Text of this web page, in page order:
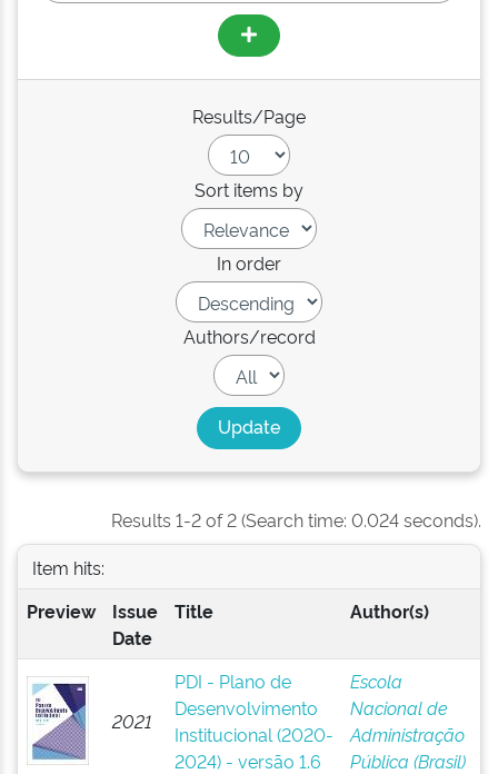
Results/Page
Sort items by
In order
Authors/record
Results 1-2 of 2 (Search time: 0.024 seconds).
Item hits:
Preview
Issue
Date
Title Author(s)
2021
PDI - Plano de
Desenvolvimento
Institucional (2020-
2024) - versão 1.6
Escola
Nacional de
Administração
Pública (Brasil)